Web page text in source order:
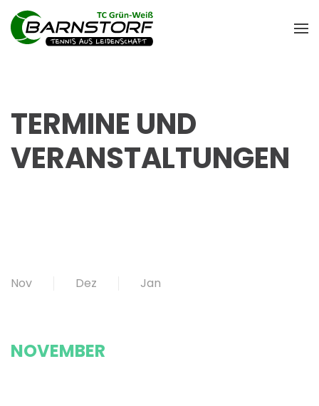
TERMINE UND
VERANSTALTUNGEN
Nov Dez Jan
NOVEMBER